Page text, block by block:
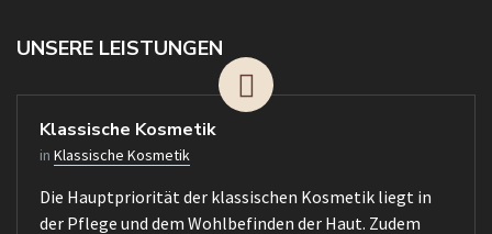
UNSERE LEISTUNGEN
Klassische Kosmetik
in Klassische Kosmetik
Die Hauptpriorität der klassischen Kosmetik liegt in
der Pflege und dem Wohlbefinden der Haut. Zudem